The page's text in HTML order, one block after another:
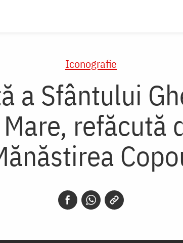
Iconografie
a Sfântului
refăcută